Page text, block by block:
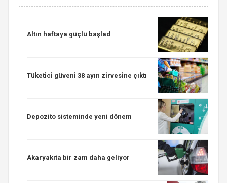
Altın haftaya güçlü başlad
Tüketici güveni 38 ayın zirvesine çıktı
Depozito sisteminde yeni dönem
Akaryakıta bir zam daha geliyor